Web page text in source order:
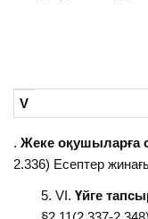
V
.Жеке оқушыларға
2.336) Есептер
VI. Үйге